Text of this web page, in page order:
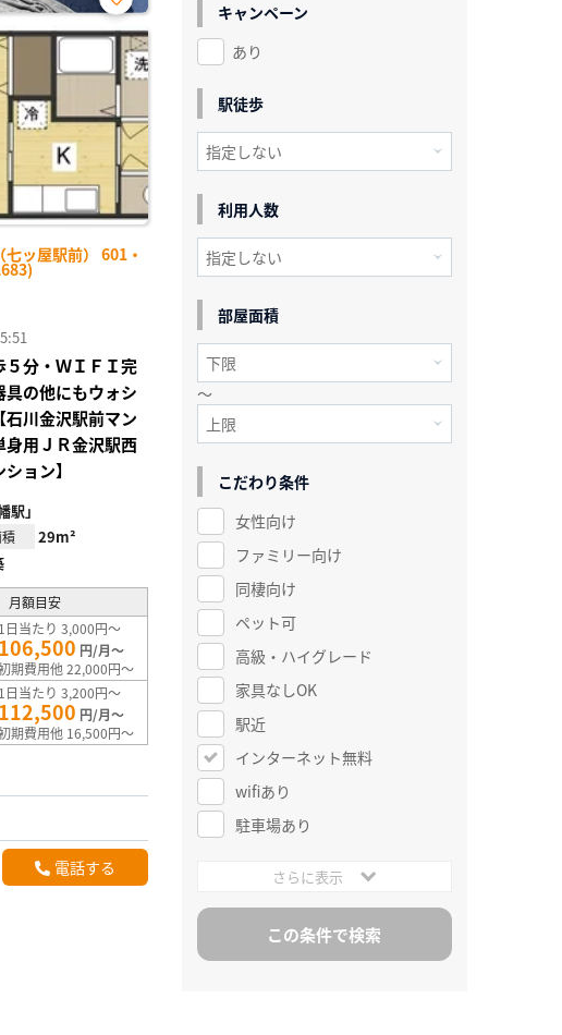
ッ屋駅前） 601・
お気
に入
り登
録
５分・ＷＩＦＩ完
の他にもウォシ
川金沢駅前マン
身用ＪＲ金沢駅西
ョン】
駅」
29m²
月額目安
1日当たり 3,000円～
106,500 円/月～
期費用他 22,000円～
1日当たり 3,200円～
112,500 円/月～
期費用他 16,500円～
電話する
キャンペーン
あり
駅徒歩
利用人数
部屋面積
～
こだわり条件
女性向け
ファミリー向け
同棲向け
ペット可
高級・ハイグレード
家具なしOK
駅近
インターネット無料
wifiあり
駐車場あり
さらに表示